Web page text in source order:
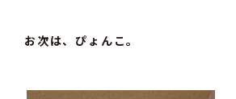
お次は、ぴょんこ。